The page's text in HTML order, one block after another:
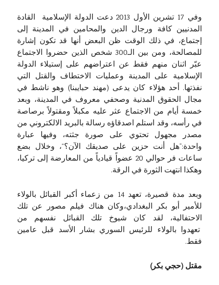
وفي 17 تشرين الأول 2013 دعت الدولة الإسلامية القادة
المدنيين كافة ورجال الدين والمحامين في المدينة إلى
إجتماع، في ذلك الوقت ظن البعض أنها قد تكون إشارة
للمصالحة، ومن بين الـ300 شخص الذين حضروا الاجتماع
عبّر اثنان منهم فقط عن اعتراضهم على إستيلاء الدولة
الإسلامية على المدينة وعمليات الاختطاف والقتل التي
نفذتها. أحد هؤلاء كان يدعى (مهند حبايبنا) وهو ناشط في
مجال الحقوق المدنية وصحفي معروف في المدينة، وبعد
خمسة أيام من الاجتماع عثر عليه مكبلاً ومقتولاً برصاصة
في رأسه، وقد استلم اصدقاؤه رسالة بالبريد الالكتروني من
مصدر مجهول تحتوي على صورة جثته، وفيها عبارة
واحدة:”هل أنت حزين على صديقك الآن؟“، وخلال بضع
ساعات فر حوالي 20 عضواً قيادياً من المعارضة إلى تركيا،
وهكذا انتهت الثورة في الرقة.
وبعد مدة قصيرة، تعهد 14 من زعماء أكبر القبائل بالولاء
للأمير أبو بكر البغدادي،وكان هناك فيلم مصور عن تلك
الاحتفالية، لقد كان شيوخ تلك القبائل نفسهم من
تعهدوا بالولاء للرئيس السوري بشار الأسد قبل عامين
فقط.
مقتل (حجي بكر)